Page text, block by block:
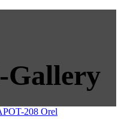
Gallery
T-208 Orel